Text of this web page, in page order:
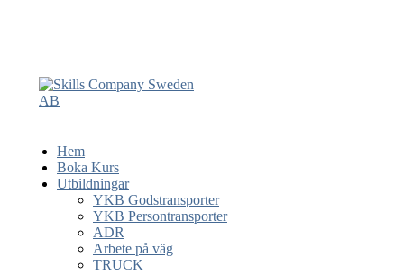
Hem
Boka Kurs
Utbildningar
YKB Godstransporter
YKB Persontransporter
ADR
Arbete på väg
TRUCK